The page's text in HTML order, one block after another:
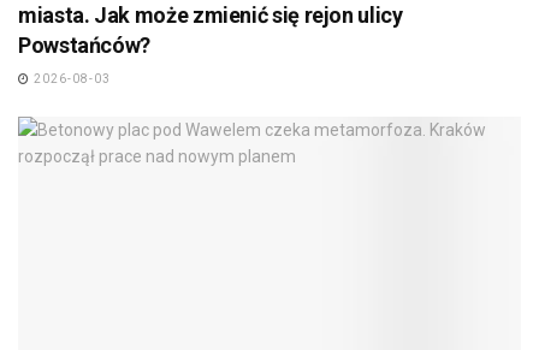
miasta. Jak może zmienić się rejon ulicy
Powstańców?
2026-08-03